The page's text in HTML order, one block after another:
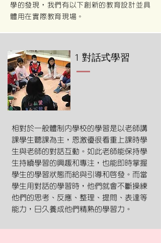
學的發現，我們有以下創新的教育設計並具
體用在實際教育現場。
1 對話式學習
相對於一般體制內學校的學習是以老師講
課學生聽課為主，恩激優很看重上課時學
生與老師的對話互動。如此老師能保持學
生持續學習的興趣和專注，也能即時掌握
學生的學習狀態而給與引導和啟發。而當
學生用對話的學習時，他們就會不斷操練
他們的思考、反應、整理、提問、表達等
能力，日久養成他們精熟的學習力。